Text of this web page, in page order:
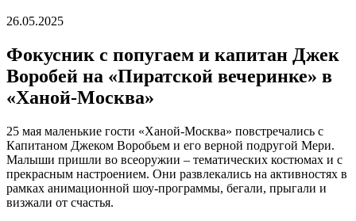
26.05.2025
Фокусник с попугаем и капитан Джек
Воробей на «Пиратской вечеринке» в
«Ханой-Москва»
25 мая маленькие гости «Ханой-Москва» повстречались с
Капитаном Джеком Воробьем и его верной подругой Мери.
Малыши пришли во всеоружии – тематических костюмах и с
прекрасным настроением. Они развлекались на активностях в
рамках анимационной шоу-программы, бегали, прыгали и
визжали от счастья.